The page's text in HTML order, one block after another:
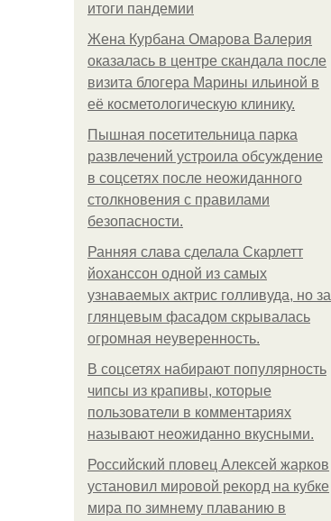
итоги пандемии
Жена Курбана Омарова Валерия
оказалась в центре скандала после
визита блогера Марины ильиной в
её косметологическую клинику.
Пышная посетительница парка
развлечений устроила обсуждение
в соцсетях после неожиданного
столкновения с правилами
безопасности.
Ранняя слава сделала Скарлетт
йоханссон одной из самых
узнаваемых актрис голливуда, но за
глянцевым фасадом скрывалась
огромная неуверенность.
В соцсетях набирают популярность
чипсы из крапивы, которые
пользователи в комментариях
называют неожиданно вкусными.
Российский пловец Алексей жарков
установил мировой рекорд на кубке
мира по зимнему плаванию в